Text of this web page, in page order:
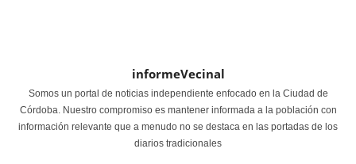
informeVecinal
Somos un portal de noticias independiente enfocado en la Ciudad de
Córdoba. Nuestro compromiso es mantener informada a la población con
información relevante que a menudo no se destaca en las portadas de los
diarios tradicionales